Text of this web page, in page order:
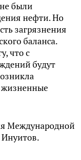
были
нефти. Но
загрязнения
баланса.
что с
будут
жизненные
Международной